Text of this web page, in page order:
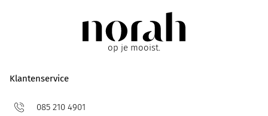
op je mooist.
Klantenservice
085 210 4901